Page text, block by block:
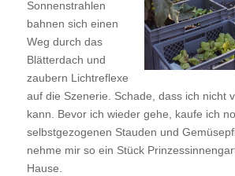
Sonnenstrahlen
bahnen sich einen
Weg durch das
Blätterdach und
zaubern Lichtreflexe
auf die Szenerie. Schade, dass ich nicht
kann. Bevor ich wieder gehe, kaufe ich
selbstgezogenen Stauden und
nehme mir so ein Stück
Hause.